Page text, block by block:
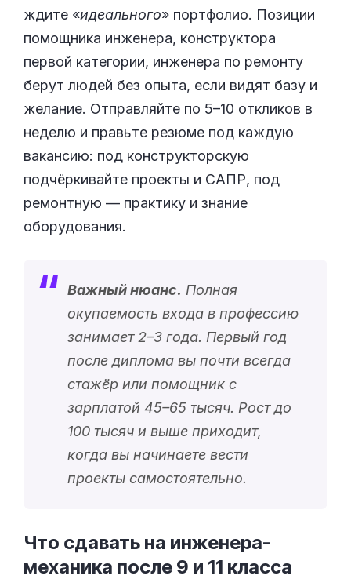
ждите «идеального» портфолио. Позиции
помощника инженера, конструктора
первой категории, инженера по ремонту
берут людей без опыта, если видят базу и
желание. Отправляйте по 5–10 откликов в
неделю и правьте резюме под каждую
вакансию: под конструкторскую
подчёркивайте проекты и САПР, под
ремонтную — практику и знание
оборудования.
Важный нюанс. Полная
окупаемость входа в профессию
занимает 2–3 года. Первый год
после диплома вы почти всегда
стажёр или помощник с
зарплатой 45–65 тысяч. Рост до
100 тысяч и выше приходит,
когда вы начинаете вести
проекты самостоятельно.
Что сдавать на инженера-
механика после 9 и 11 класса